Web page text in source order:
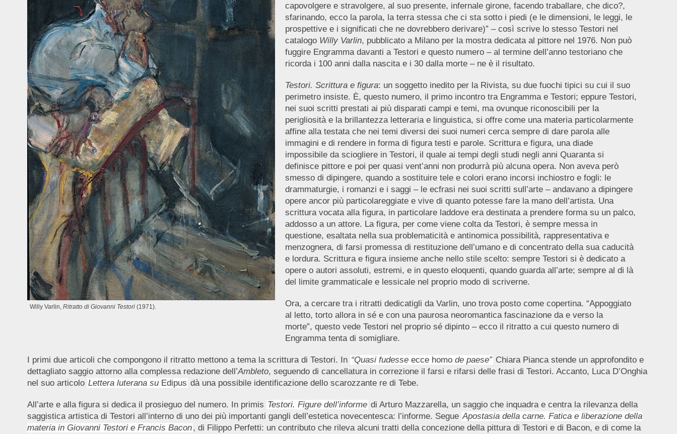
Willy Varlin, Ritratto di Giovanni Testori (1971).
capovolgere e stravolgere, al suo presente, infernale girone, facendo traballare, che dico?,
sfarinando, ecco la parola, la terra stessa che ci sta sotto i piedi (e le dimensioni, le leggi, le
prospettive e i significati che ne dovrebbero derivare)” – così scrive lo stesso Testori nel
catalogo Willy Varlin, pubblicato a Milano per la mostra dedicata al pittore nel 1976. Non può
fuggire Engramma davanti a Testori e questo numero – al termine dell’anno testoriano che
ricorda i 100 anni dalla nascita e i 30 dalla morte – ne è il risultato.
Testori. Scrittura e figura: un soggetto inedito per la Rivista, su due fuochi tipici su cui il suo
perimetro insiste. È, questo numero, il primo incontro tra Engramma e Testori; eppure Testori,
nei suoi scritti prestati ai più disparati campi e temi, ma ovunque riconoscibili per la
perigliosità e la brillantezza letteraria e linguistica, si offre come una materia particolarmente
affine alla testata che nei temi diversi dei suoi numeri cerca sempre di dare parola alle
immagini e di rendere in forma di figura testi e parole. Scrittura e figura, una diade
impossibile da sciogliere in Testori, il quale ai tempi degli studi negli anni Quaranta si
definisce pittore e poi per quasi vent’anni non produrrà più alcuna opera. Non aveva però
smesso di dipingere, quando a sostituire tele e colori erano incorsi inchiostro e fogli: le
drammaturgie, i romanzi e i saggi – le ecfrasi nei suoi scritti sull’arte – andavano a dipingere
opere ancor più particolareggiate e vive di quanto potesse fare la mano dell’artista. Una
scrittura vocata alla figura, in particolare laddove era destinata a prendere forma su un palco,
addosso a un attore. La figura, per come viene colta da Testori, è sempre messa in
questione, esaltata nella sua problematicità e antinomica possibilità, rappresentativa e
menzognera, di farsi promessa di restituzione dell’umano e di concentrato della sua caducità
e lordura. Scrittura e figura insieme anche nello stile scelto: sempre Testori si è dedicato a
opere o autori assoluti, estremi, e in questo eloquenti, quando guarda all’arte; sempre al di là
del limite grammaticale e lessicale nel proprio modo di scriverne.
Ora, a cercare tra i ritratti dedicatigli da Varlin, uno trova posto come copertina. “Appoggiato
al letto, torto allora in sé e con una paurosa neoromantica fascinazione da e verso la
morte”, questo vede Testori nel proprio sé dipinto – ecco il ritratto a cui questo numero di
Engramma tenta di somigliare.
I primi due articoli che compongono il ritratto mettono a tema la scrittura di Testori. In “Quasi fudesse ecce homode paese” Chiara Pianca stende un approfondito e
dettagliato saggio attorno alla complessa redazione dell’Ambleto, seguendo di cancellatura in correzione il farsi e rifarsi delle frasi di Testori. Accanto, Luca D’Onghia
nel suo articolo Lettera luterana su Edipus dà una possibile identificazione dello scarozzante re di Tebe.
All’arte e alla figura si dedica il prosieguo del numero. In primis Testori. Figure dell’informe di Arturo Mazzarella, un saggio che inquadra e centra la rilevanza della
saggistica artistica di Testori all’interno di uno dei più importanti gangli dell’estetica novecentesca: l’informe. Segue Apostasia della carne. Fatica e liberazione della
materia in Giovanni Testori e Francis Bacon, di Filippo Perfetti: un contributo che rileva alcuni tratti della concezione della pittura di Testori e di Bacon, e di come la